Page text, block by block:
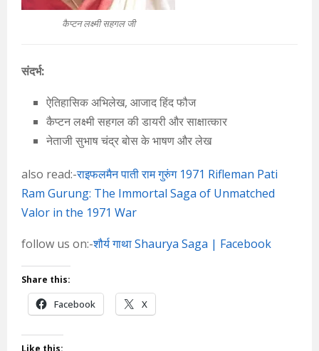
कैप्टन लक्ष्मी सहगल जी
संदर्भ:
ऐतिहासिक अभिलेख, आजाद हिंद फौज
कैप्टन लक्ष्मी सहगल की डायरी और साक्षात्कार
नेताजी सुभाष चंद्र बोस के भाषण और लेख
also read:-राइफलमैन पाती राम गुरुंग 1971 Rifleman Pati
Ram Gurung: The Immortal Saga of Unmatched
Valor in the 1971 War
follow us on:-शौर्य गाथा Shaurya Saga | Facebook
Share this:
Facebook X
Like this: